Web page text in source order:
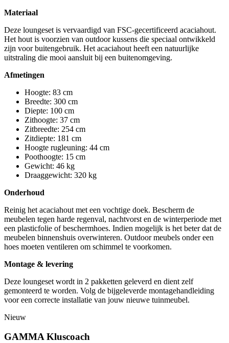
Materiaal
Deze loungeset is vervaardigd van FSC-gecertificeerd acaciahout.
Het hout is voorzien van outdoor kussens die speciaal ontwikkeld
zijn voor buitengebruik. Het acaciahout heeft een natuurlijke
uitstraling die mooi aansluit bij een buitenomgeving.
Afmetingen
Hoogte: 83 cm
Breedte: 300 cm
Diepte: 100 cm
Zithoogte: 37 cm
Zitbreedte: 254 cm
Zitdiepte: 181 cm
Hoogte rugleuning: 44 cm
Poothoogte: 15 cm
Gewicht: 46 kg
Draaggewicht: 320 kg
Onderhoud
Reinig het acaciahout met een vochtige doek. Bescherm de
meubelen tegen harde regenval, nachtvorst en de winterperiode met
een plasticfolie of beschermhoes. Indien mogelijk is het beter dat de
meubelen binnenshuis overwinteren. Outdoor meubels onder een
hoes moeten ventileren om schimmel te voorkomen.
Montage & levering
Deze loungeset wordt in 2 pakketten geleverd en dient zelf
gemonteerd te worden. Volg de bijgeleverde montagehandleiding
voor een correcte installatie van jouw nieuwe tuinmeubel.
Nieuw
GAMMA Kluscoach